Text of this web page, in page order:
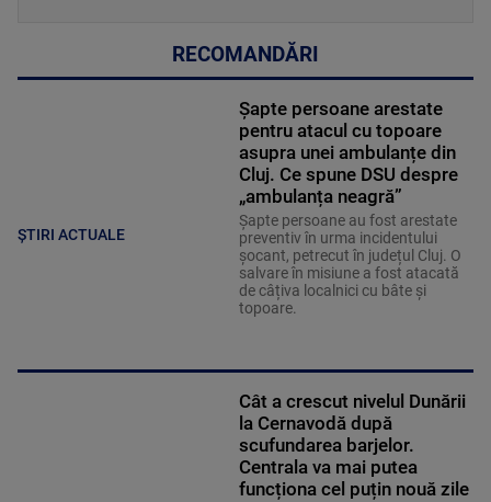
RECOMANDĂRI
ȘTIRI ACTUALE
Șapte persoane arestate
pentru atacul cu topoare
asupra unei ambulanțe din
Cluj. Ce spune DSU despre
„ambulanța neagră”
Șapte persoane au fost arestate
preventiv în urma incidentului
șocant, petrecut în județul Cluj. O
salvare în misiune a fost atacată
de câțiva localnici cu bâte și
topoare.
Cât a crescut nivelul Dunării
la Cernavodă după
scufundarea barjelor.
Centrala va mai putea
funcționa cel puțin nouă zile